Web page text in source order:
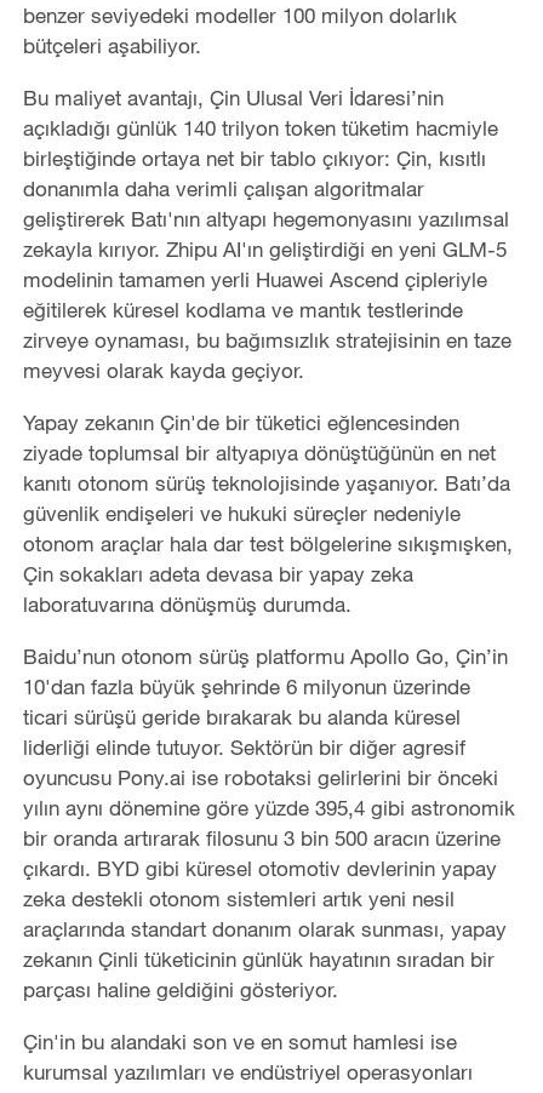
benzer seviyedeki modeller 100 milyon dolarlık
bütçeleri aşabiliyor.
Bu maliyet avantajı, Çin Ulusal Veri İdaresi’nin
açıkladığı günlük 140 trilyon token tüketim hacmiyle
birleştiğinde ortaya net bir tablo çıkıyor: Çin, kısıtlı
donanımla daha verimli çalışan algoritmalar
geliştirerek Batı'nın altyapı hegemonyasını yazılımsal
zekayla kırıyor. Zhipu AI'ın geliştirdiği en yeni GLM-5
modelinin tamamen yerli Huawei Ascend çipleriyle
eğitilerek küresel kodlama ve mantık testlerinde
zirveye oynaması, bu bağımsızlık stratejisinin en taze
meyvesi olarak kayda geçiyor.
Yapay zekanın Çin'de bir tüketici eğlencesinden
ziyade toplumsal bir altyapıya dönüştüğünün en net
kanıtı otonom sürüş teknolojisinde yaşanıyor. Batı’da
güvenlik endişeleri ve hukuki süreçler nedeniyle
otonom araçlar hala dar test bölgelerine sıkışmışken,
Çin sokakları adeta devasa bir yapay zeka
laboratuvarına dönüşmüş durumda.
Baidu’nun otonom sürüş platformu Apollo Go, Çin’in
10'dan fazla büyük şehrinde 6 milyonun üzerinde
ticari sürüşü geride bırakarak bu alanda küresel
liderliği elinde tutuyor. Sektörün bir diğer agresif
oyuncusu Pony.ai ise robotaksi gelirlerini bir önceki
yılın aynı dönemine göre yüzde 395,4 gibi astronomik
bir oranda artırarak filosunu 3 bin 500 aracın üzerine
çıkardı. BYD gibi küresel otomotiv devlerinin yapay
zeka destekli otonom sistemleri artık yeni nesil
araçlarında standart donanım olarak sunması, yapay
zekanın Çinli tüketicinin günlük hayatının sıradan bir
parçası haline geldiğini gösteriyor.
Çin'in bu alandaki son ve en somut hamlesi ise
kurumsal yazılımları ve endüstriyel operasyonları